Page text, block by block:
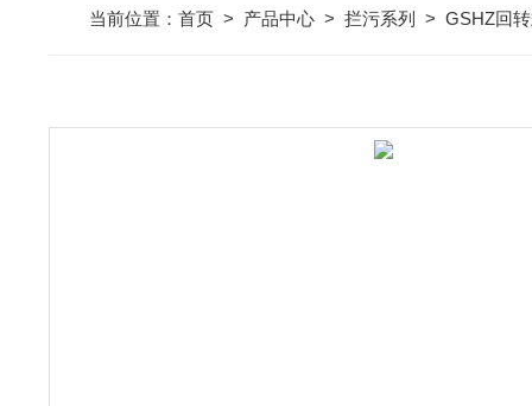
当前位置： 首页> 产品中心> 拦污系列 > GSHZ回